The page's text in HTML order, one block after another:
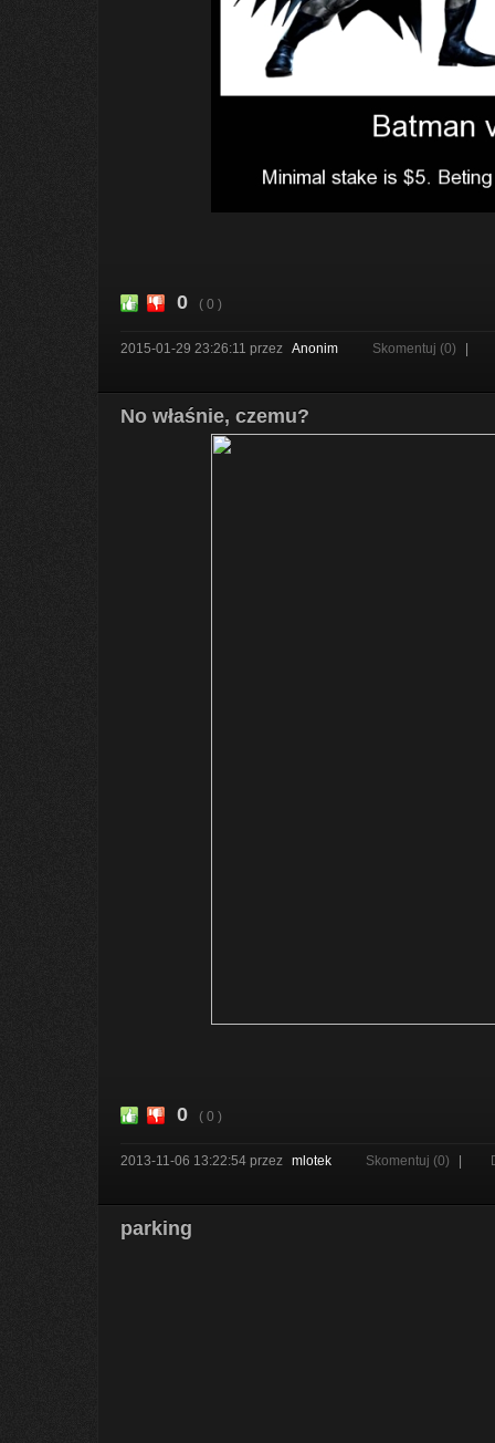
0 ( 0 )
2015-01-29 23:26:11 przez Anonim Skomentuj (0)
No właśnie, czemu?
0 ( 0 )
2013-11-06 13:22:54 przez mlotek Skomentuj (0)
parking